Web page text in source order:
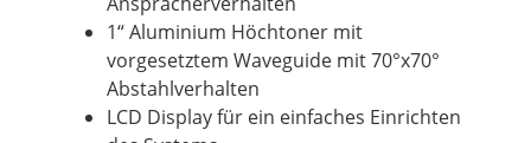
1“ Aluminium Höchtoner mit
vorgesetztem Waveguide mit 70°x70°
Abstahlverhalten
LCD Display für ein einfaches Einrichten